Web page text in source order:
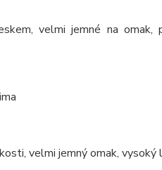
velmi jemné na omak,
velmi jemný omak, vysoký